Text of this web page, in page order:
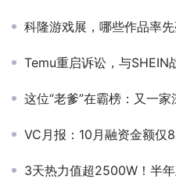
科隆游戏展，哪些作品率先
Temu重启诉讼，与SHEIN
这位“老爹”在霸榜：又一家深
VC月报：10月融资金额仅
3天热力值超2500W！半年